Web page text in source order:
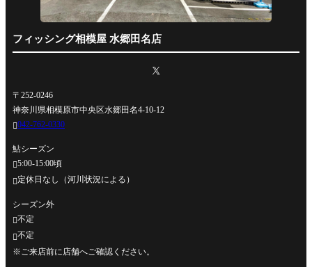
フィッシング相模屋 水郷田名店
〒252-0246
神奈川県相模原市中央区水郷田名4-10-12
042-762-0330
鮎シーズン
5:00-15:00頃
定休日なし（河川状況による）
シーズン外
不定
不定
※ご来店前に店舗へご確認ください。